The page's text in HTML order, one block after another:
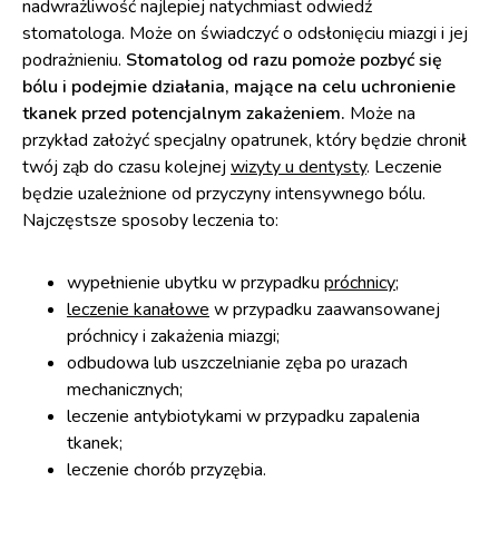
nadwrażliwość najlepiej natychmiast odwiedź
stomatologa. Może on świadczyć o odsłonięciu miazgi i jej
podrażnieniu. Stomatolog od razu pomoże pozbyć się
bólu i podejmie działania, mające na celu uchronienie
tkanek przed potencjalnym zakażeniem. Może na
przykład założyć specjalny opatrunek, który będzie chronił
twój ząb do czasu kolejnej wizyty u dentysty. Leczenie
będzie uzależnione od przyczyny intensywnego bólu.
Najczęstsze sposoby leczenia to:
wypełnienie ubytku w przypadku próchnicy;
leczenie kanałowe w przypadku zaawansowanej
próchnicy i zakażenia miazgi;
odbudowa lub uszczelnianie zęba po urazach
mechanicznych;
leczenie antybiotykami w przypadku zapalenia
tkanek;
leczenie chorób przyzębia.